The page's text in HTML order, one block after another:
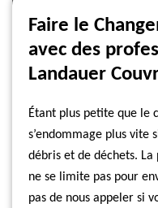
Faire le
avec des
Landauer
Étant plus petite que le
s’endommage plus
débris et de déchets.
ne se limite pas pour
pas de nous appeler si